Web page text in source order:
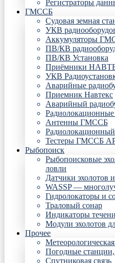
Регистраторы
ГМССБ
Судовая земная
УКВ
Аккумуляторы
ПВ/КВ
ПВ/КВ Установка
Приёмники
УКВ
Аварийные
Приемник Навтекс
Аварийный
Радиолокационные
Антенны ГМССБ
Тестеры ГМССБ
Рыбопоиск
Рыбопоисковые
ловли
Датчики эхолотов
WASSP —
Гидролокаторы и
Траловый сонар
Индикаторы
Модули эхолотов
Прочее
Погодные
Спутниковая связь